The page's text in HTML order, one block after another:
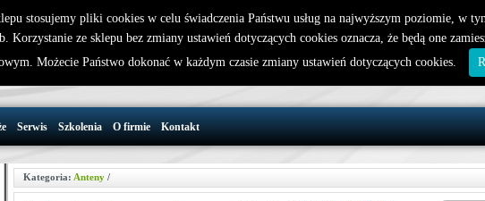
32 721 86 72
support@wirelesslan.com.pl
W koszyku jest 0 produktów(y)
Serwis Szkolenia O firmie Kontakt
Kategoria: Anteny /
stosujemy pliki cookies w celu świadczenia Państwu usług na najwyższym poziomie, w
Korzystanie ze sklepu bez zmiany ustawień dotyczących cookies oznacza, że będą one
Możecie Państwo dokonać w każdym czasie zmiany ustawień dotyczących cookies.